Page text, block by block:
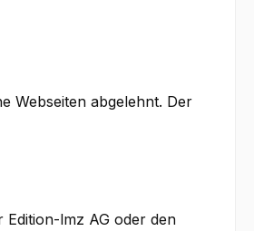
Webseiten abgelehnt. Der
Edition-lmz AG oder den